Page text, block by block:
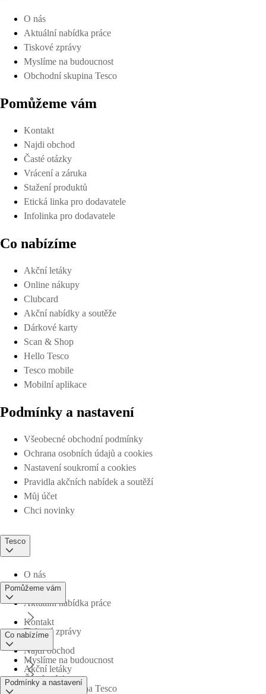
O nás
Aktuální nabídka práce
Tiskové zprávy
Myslíme na budoucnost
Obchodní skupina Tesco
Pomůžeme vám
Kontakt
Najdi obchod
Časté otázky
Vrácení a záruka
Stažení produktů
Etická linka pro dodavatele
Infolinka pro dodavatele
Co nabízíme
Akční letáky
Online nákupy
Clubcard
Akční nabídky a soutěže
Dárkové karty
Scan & Shop
Hello Tesco
Tesco mobile
Mobilní aplikace
Podmínky a nastavení
Všeobecné obchodní podmínky
Ochrana osobních údajů a cookies
Nastavení soukromí a cookies
Pravidla akčních nabídek a soutěží
Můj účet
Chci novinky
Tesco
O nás
Aktuální nabídka práce
Tiskové zprávy
Myslíme na budoucnost
Obchodní skupina Tesco
Pomůžeme vám
Kontakt
Najdi obchod
Časté otázky
Co nabízíme
Akční letáky
Podmínky a nastavení